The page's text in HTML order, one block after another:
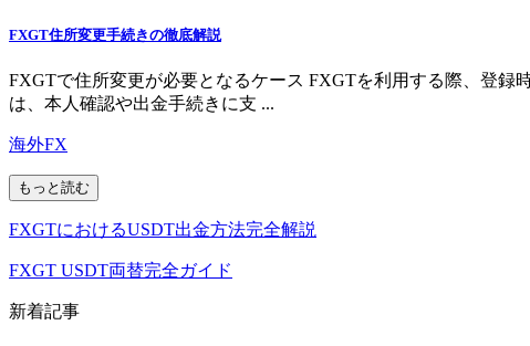
FXGT住所変更手続きの徹底解説
FXGTで住所変更が必要となるケース FXGTを利用する際、登
は、本人確認や出金手続きに支 ...
海外FX
もっと読む
FXGTにおけるUSDT出金方法完全解説
FXGT USDT両替完全ガイド
新着記事